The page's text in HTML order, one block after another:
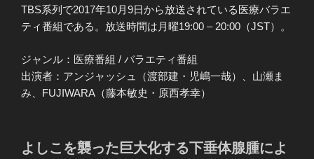
TBS系列で2017年10月9日から放送されている医療バラエ
ティ番組である。放送時間は月曜19:00 – 20:00（JST）。
ジャンル：医療番組 / バラエティ番組
出演者：アンジャッシュ（渡部建・児嶋一哉）、山瀬ま
み、FUJIWARA（藤本敏史・原西孝幸）
よしこを襲った巨大化する下垂体腺腫によ